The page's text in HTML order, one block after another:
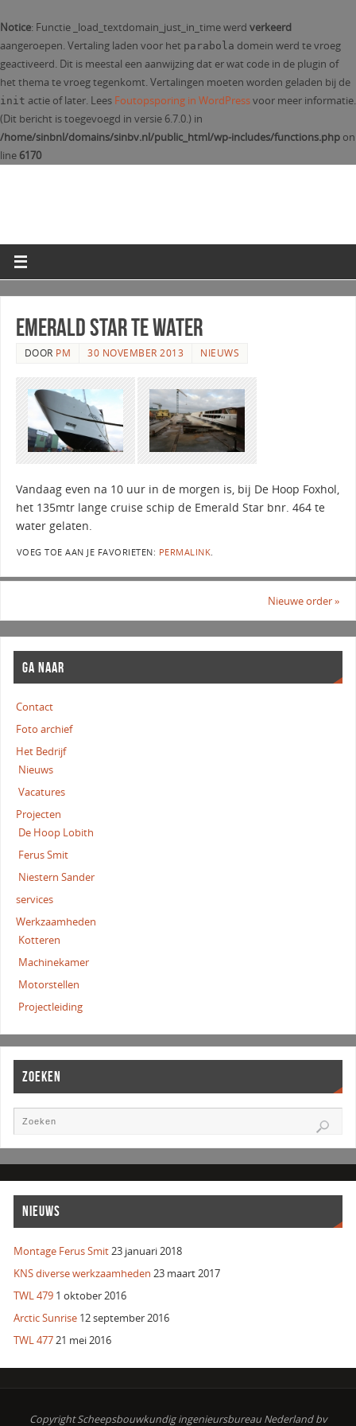
Notice: Functie _load_textdomain_just_in_time werd verkeerd
aangeroepen. Vertaling laden voor het parabola domein werd te vroeg
geactiveerd. Dit is meestal een aanwijzing dat er wat code in de plugin of
het thema te vroeg tegenkomt. Vertalingen moeten worden geladen bij de
init actie of later. Lees Foutopsporing in WordPressvoor meer informatie.
(Dit bericht is toegevoegd in versie 6.7.0.) in
/home/sinbnl/domains/sinbv.nl/public_html/wp-includes/functions.php on
line 6170
Emerald Star te Water
DOOR PM 30 NOVEMBER 2013 NIEUWS
Vandaag even na 10 uur in de morgen is, bij De Hoop Foxhol,
het 135mtr lange cruise schip de Emerald Star bnr. 464 te
water gelaten.
VOEG TOE AAN JE FAVORIETEN: PERMALINK.
Nieuwe order»
GA NAAR
Contact
Foto archief
Het Bedrijf
Nieuws
Vacatures
Projecten
De Hoop Lobith
Ferus Smit
Niestern Sander
services
Werkzaamheden
Kotteren
Machinekamer
Motorstellen
Projectleiding
ZOEKEN
NIEUWS
Montage Ferus Smit23 januari 2018
KNS diverse werkzaamheden 23 maart 2017
TWL 479 1 oktober 2016
Arctic Sunrise 12 september 2016
TWL 47721 mei 2016
Copyright Scheepsbouwkundig ingenieursbureau Nederland bv